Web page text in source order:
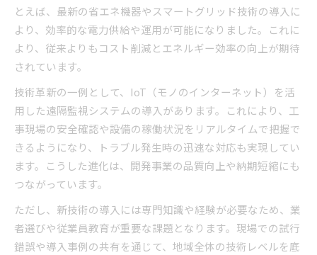
とえば、最新の省エネ機器やスマートグリッド技術の導入に
より、効率的な電力供給や運用が可能になりました。これに
より、従来よりもコスト削減とエネルギー効率の向上が期待
されています。
技術革新の一例として、IoT（モノのインターネット）を活
用した遠隔監視システムの導入があります。これにより、工
事現場の安全確認や設備の稼働状況をリアルタイムで把握で
きるようになり、トラブル発生時の迅速な対応も実現してい
ます。こうした進化は、開発事業の品質向上や納期短縮にも
つながっています。
ただし、新技術の導入には専門知識や経験が必要なため、業
者選びや従業員教育が重要な課題となります。現場での試行
錯誤や導入事例の共有を通じて、地域全体の技術レベルを底